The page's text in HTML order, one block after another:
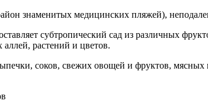
знаменитых медицинских пляжей),
субтропический сад из различных
растений и цветов.
соков, свежих овощей и фруктов,